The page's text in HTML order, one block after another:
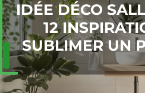
IDÉE DÉCO
12
SUBLIMER UN